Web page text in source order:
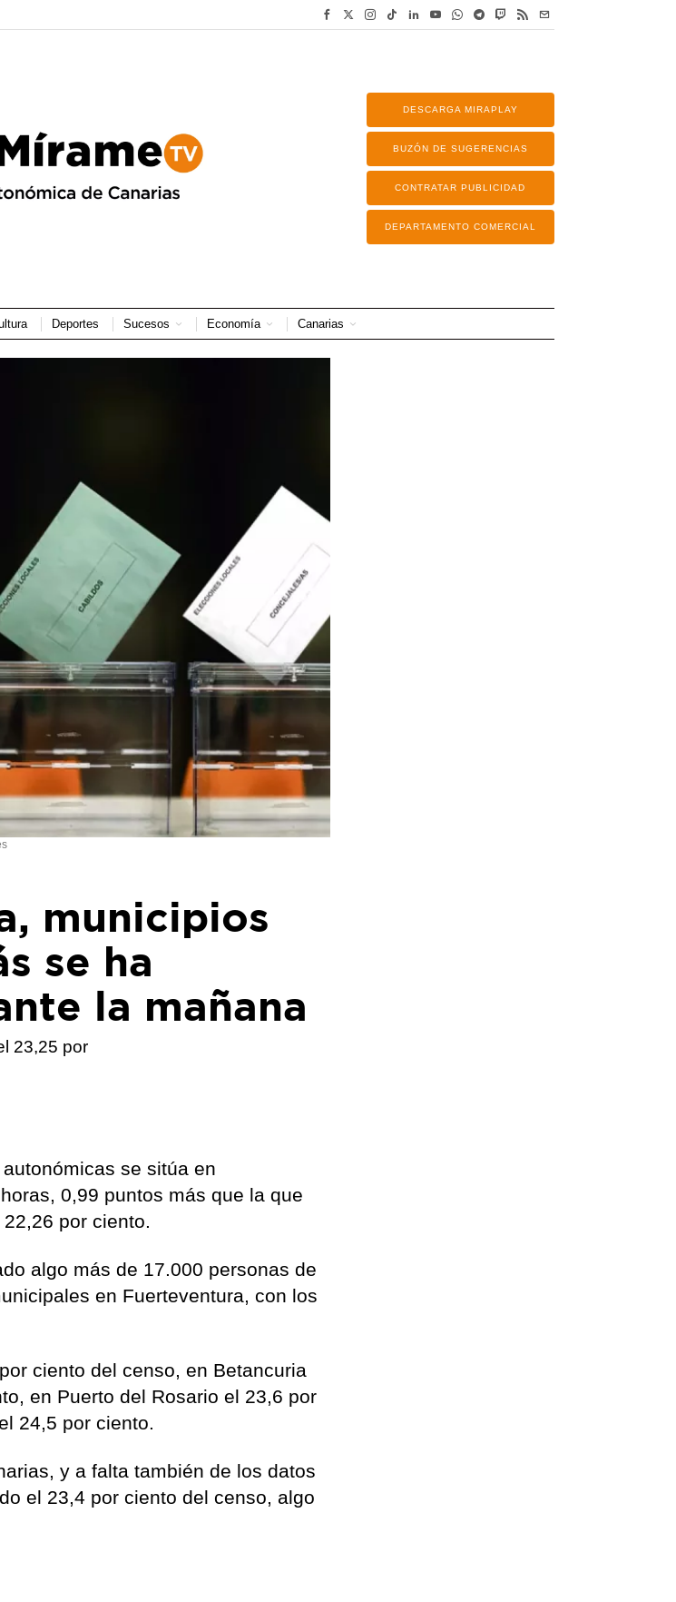
DESCARGA MIRAPLAY
BUZÓN DE SUGERENCIAS
CONTRATAR PUBLICIDAD
DEPARTAMENTO COMERCIAL
Deportes Sucesos Economía Canarias
municipios
se ha
la mañana
23,25 por
se sitúa en
0,99 puntos más que la que
por ciento.
algo más de 17.000 personas de
en Fuerteventura, con los
ciento del censo, en Betancuria
en Puerto del Rosario el 23,6 por
24,5 por ciento.
y a falta también de los datos
el 23,4 por ciento del censo, algo